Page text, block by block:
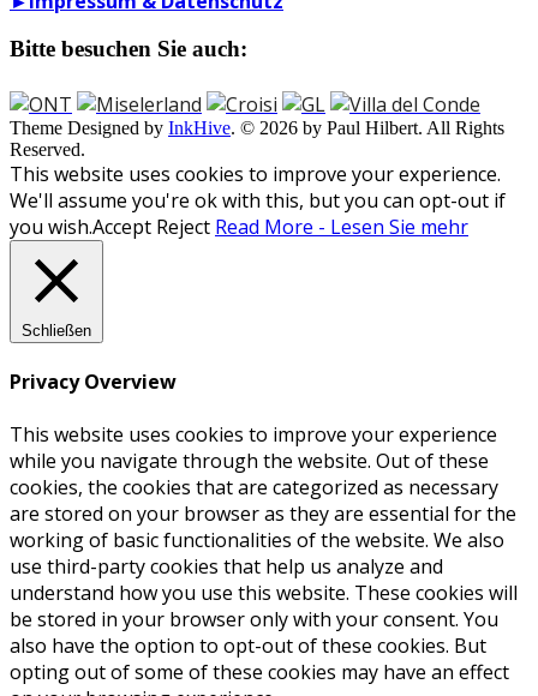
Bitte besuchen Sie auch:
Theme Designed by InkHive. © 2026 by Paul Hilbert. All Rights
Reserved.
This website uses cookies to improve your experience.
We'll assume you're ok with this, but you can opt-out if
you wish.Accept Reject Read More - Lesen Sie mehr
Schließen
Privacy Overview
This website uses cookies to improve your experience
while you navigate through the website. Out of these
cookies, the cookies that are categorized as necessary
are stored on your browser as they are essential for the
working of basic functionalities of the website. We also
use third-party cookies that help us analyze and
understand how you use this website. These cookies will
be stored in your browser only with your consent. You
also have the option to opt-out of these cookies. But
opting out of some of these cookies may have an effect